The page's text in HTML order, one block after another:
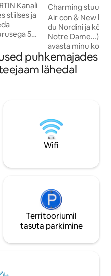
stiilses ja
50
ideaalset
2-
Château
'ist ja
Charming
Pariis 10.
Air con & New bed! Central, 3 min
du Nordini ja
Notre Dame…)
avasta minu
liftiga, väga
sisehoovipoolne
romantiliseks
paigutatud: Air
köök Uus voodi 2
Aknaga duširuum.
puhkemajades
lähedal
Wifi
Territooriumil
tasuta parkimine